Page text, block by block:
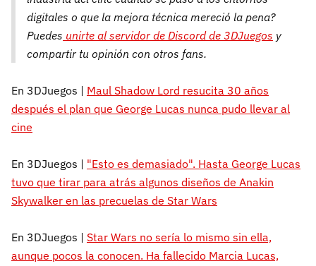
digitales o que la mejora técnica mereció la pena?
Puedes unirte al servidor de Discord de 3DJuegos y
compartir tu opinión con otros fans.
En 3DJuegos | Maul Shadow Lord resucita 30 años
después el plan que George Lucas nunca pudo llevar al
cine
En 3DJuegos | "Esto es demasiado". Hasta George Lucas
tuvo que tirar para atrás algunos diseños de Anakin
Skywalker en las precuelas de Star Wars
En 3DJuegos | Star Wars no sería lo mismo sin ella,
aunque pocos la conocen. Ha fallecido Marcia Lucas,